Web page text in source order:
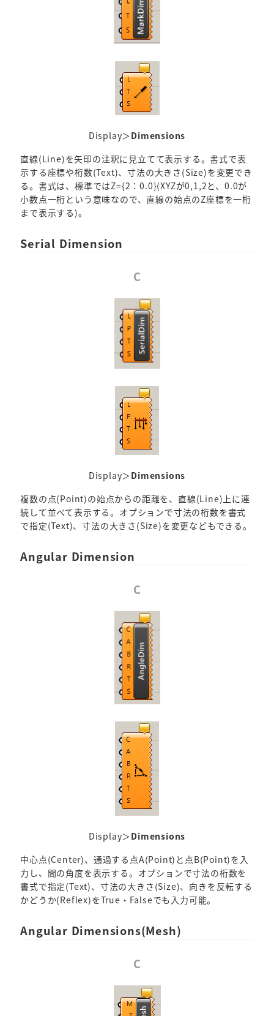
Display＞Dimensions
直線(Line)を矢印の注釈に見立てて表示する。書式で表
示する座標や桁数(Text)、寸法の大きさ(Size)を変更でき
る。書式は、標準ではZ={2：0.0}(XYZが0,1,2と、0.0が
小数点一桁という意味なので、直線の始点のZ座標を一桁
まで表示する)。
Serial Dimension
C
Display＞Dimensions
複数の点(Point)の始点からの距離を、直線(Line)上に連
続して並べて表示する。オプションで寸法の桁数を書式
で指定(Text)、寸法の大きさ(Size)を変更などもできる。
Angular Dimension
C
Display＞Dimensions
中心点(Center)、通過する点A(Point)と点B(Point)を入
力し、間の角度を表示する。オプションで寸法の桁数を
書式で指定(Text)、寸法の大きさ(Size)、向きを反転する
かどうか(Reflex)をTrue・Falseでも入力可能。
Angular Dimensions(Mesh)
C